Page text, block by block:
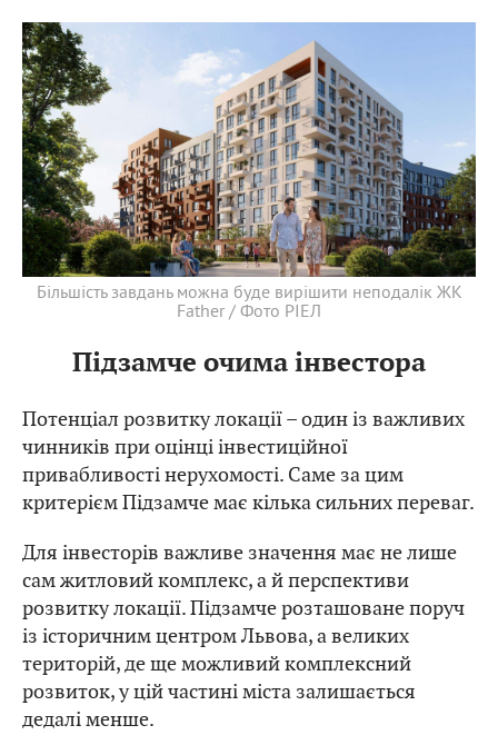
Більшість завдань можна буде вирішити неподалік ЖК
Father / Фото РІЕЛ
Підзамче очима інвестора
Потенціал розвитку локації – один із важливих
чинників при оцінці інвестиційної
привабливості нерухомості. Саме за цим
критерієм Підзамче має кілька сильних переваг.
Для інвесторів важливе значення має не лише
сам житловий комплекс, а й перспективи
розвитку локації. Підзамче розташоване поруч
із історичним центром Львова, а великих
територій, де ще можливий комплексний
розвиток, у цій частині міста залишається
дедалі менше.